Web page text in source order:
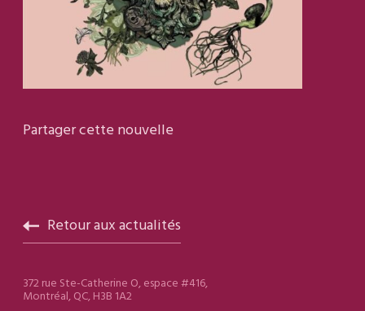
Partager cette nouvelle
Retour aux actualités
372 rue Ste-Catherine O, espace #416,
Montréal, QC, H3B 1A2